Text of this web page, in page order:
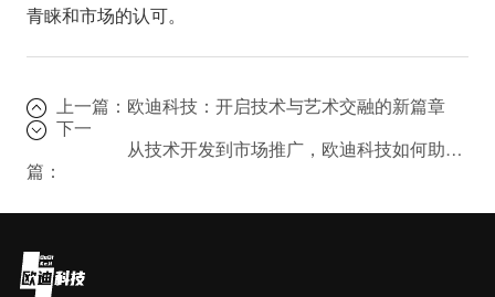
青睐和市场的认可。
上一篇： 欧迪科技：开启技术与艺术交融的新篇章
下一
篇：
从技术开发到市场推广，欧迪科技如何助您成功？